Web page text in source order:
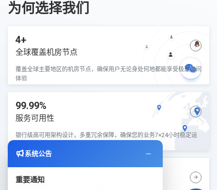
为何选择我们
4+
全球覆盖机房节点
覆盖全球主要地区的机房节点，确保用户无论身处何地都能享受极速访问
体验
99.99%
服务可用性
银行级高可用架构设计，多重冗余保障，确保您的业务7×24小时稳定运
快速部署
系统公告
重要通知